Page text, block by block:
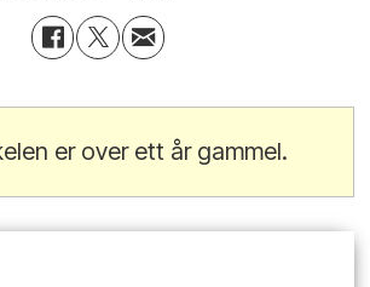
er over ett år gammel.